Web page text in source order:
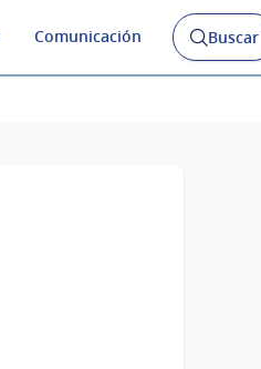
Comunicación
Abrir
buscador
Buscar